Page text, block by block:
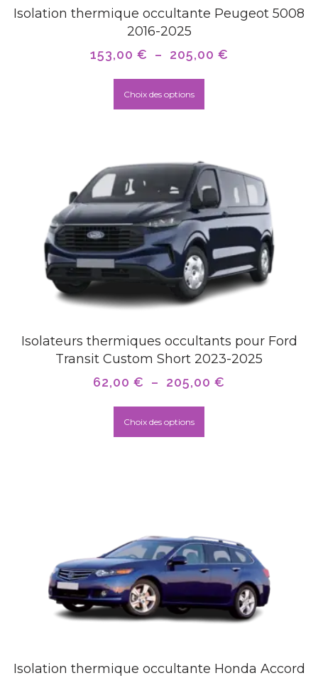
Isolation thermique occultante Peugeot 5008
2016-2025
153,00 € – 205,00 €
Choix des options
Isolateurs thermiques occultants pour Ford
Transit Custom Short 2023-2025
62,00 € – 205,00 €
Choix des options
Isolation thermique occultante Honda Accord